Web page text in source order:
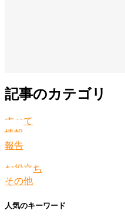
記事のカテゴリ
すべて
情報
報告
お役立ち
その他
人気のキーワード